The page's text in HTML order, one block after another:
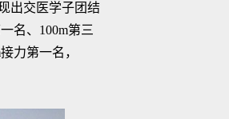
出交医学子团结
名、100m第三
力第一名，